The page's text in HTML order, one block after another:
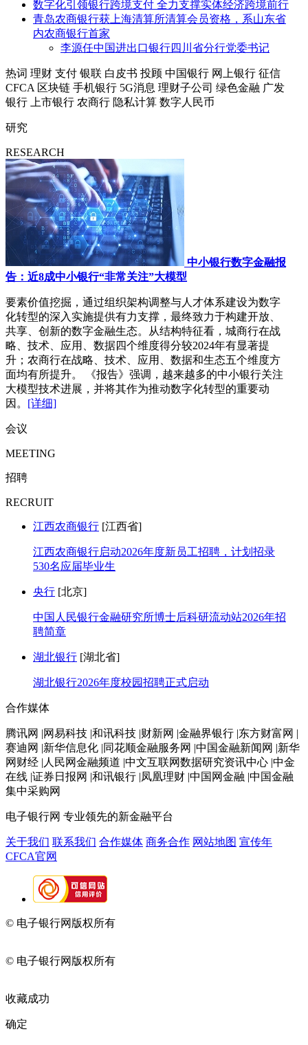
数字化引领银行跨境支付 全力支撑实体经济跨境前行
青岛农商银行获上海清算所清算会员资格，系山东省
内农商银行首家
李源任中国进出口银行四川省分行党委书记
热词 理财 支付 银联 白皮书 投顾 中国银行 网上银行 征信
CFCA 区块链 手机银行 5G消息 理财子公司 绿色金融 广发
银行
上市银行 农商行 隐私计算 数字人民币
研究
RESEARCH
中小银行数字金融报
告：近8成中小银行“非常关注”大模型
要素价值挖掘，通过组织架构调整与人才体系建设为数字
化转型的深入实施提供有力支撑，最终致力于构建开放、
共享、创新的数字金融生态。从结构特征看，城商行在战
略、技术、应用、数据四个维度得分较2024年有显著提
升；农商行在战略、技术、应用、数据和生态五个维度方
面均有所提升。 《报告》强调，越来越多的中小银行关注
大模型技术进展，并将其作为推动数字化转型的重要动
因。 [详细]
会议
MEETING
招聘
RECRUIT
江西农商银行 [江西省]
江西农商银行启动2026年度新员工招聘，计划招录
530名应届毕业生
央行 [北京]
中国人民银行金融研究所博士后科研流动站2026年招
聘简章
湖北银行 [湖北省]
湖北银行2026年度校园招聘正式启动
合作媒体
腾讯网 |网易科技 |和讯科技 |财新网 |金融界银行 |东方财富网 |
赛迪网 |新华信息化 |同花顺金融服务网 |中国金融新闻网 |新华
网财经 |人民网金融频道 |中文互联网数据研究资讯中心 |中金
在线 |证券日报网 |和讯银行 |凤凰理财 |中国网金融 |中国金融
集中采购网
电子银行网 专业领先的新金融平台
关于我们 联系我们 合作媒体 商务合作 网站地图 宣传年
CFCA官网
© 电子银行网版权所有
© 电子银行网版权所有
收藏成功
确定